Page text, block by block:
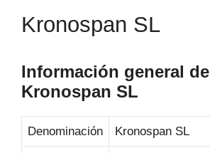
Kronospan SL
Información general de
Kronospan SL
Denominación Kronospan SL